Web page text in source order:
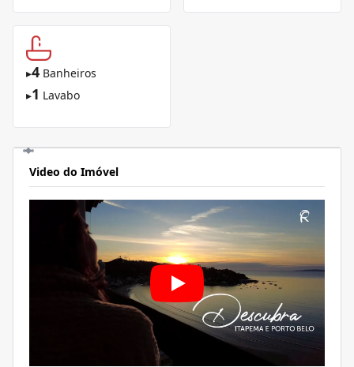
▸4 Banheiros
▸1 Lavabo
Video do Imóvel